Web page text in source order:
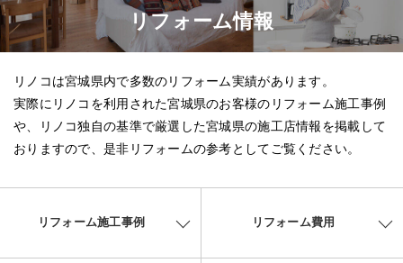
リフォーム情報
リノコは宮城県内で多数のリフォーム実績があります。
実際にリノコを利用された宮城県のお客様のリフォーム施工事例
や、リノコ独自の基準で厳選した宮城県の施工店情報を掲載して
おりますので、是非リフォームの参考としてご覧ください。
リフォーム施工事例 リフォーム費用